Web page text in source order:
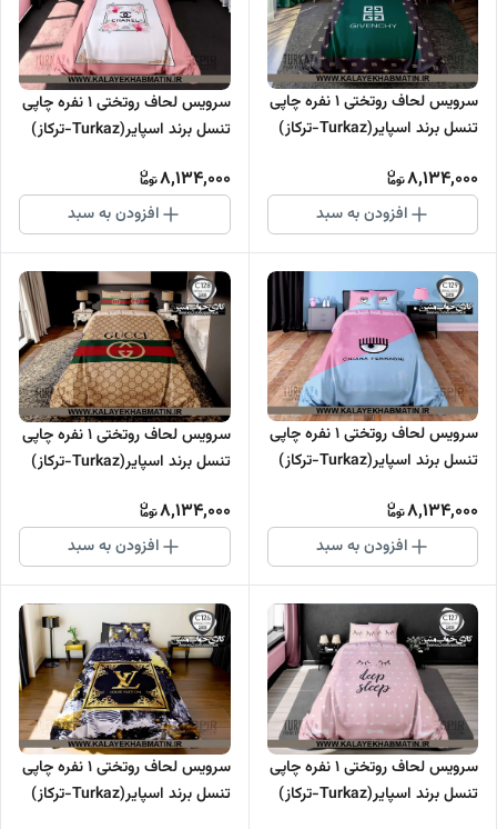
سرویس لحاف روتختی 1 نفره چاپی
تنسل برند اسپایر(Turkaz-ترکاز)
8,134,000
افزودن به سبد
سرویس لحاف روتختی 1 نفره چاپی
تنسل برند اسپایر(Turkaz-ترکاز)
8,134,000
افزودن به سبد
سرویس لحاف روتختی 1 نفره چاپی
تنسل برند اسپایر(Turkaz-ترکاز)
8,134,000
افزودن به سبد
سرویس لحاف روتختی 1 نفره چاپی
تنسل برند اسپایر(Turkaz-ترکاز)
8,134,000
افزودن به سبد
سرویس لحاف روتختی 1 نفره چاپی
تنسل برند اسپایر(Turkaz-ترکاز)
سرویس لحاف روتختی 1 نفره چاپی
تنسل برند اسپایر(Turkaz-ترکاز)